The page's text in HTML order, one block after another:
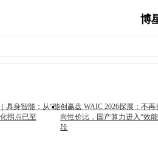
博
具身智能：从“能
拐点已至
创赢盘 WAIC 2026探展：不
向性价比，国产算力进入“效
段